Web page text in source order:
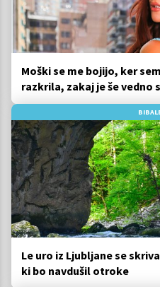
Moški se me bojijo, ker
razkrila, zakaj je še vedno
Le uro iz Ljubljane se
ki bo navdušil otroke